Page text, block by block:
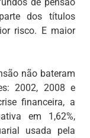
dos títulos
risco. E maior
não bateram
2002, 2008 e
financeira, a
em 1,62%,
usada pela